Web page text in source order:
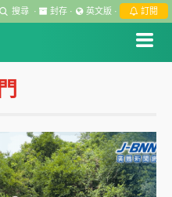
搜尋 · 封存 · 英文版 · 訂閱